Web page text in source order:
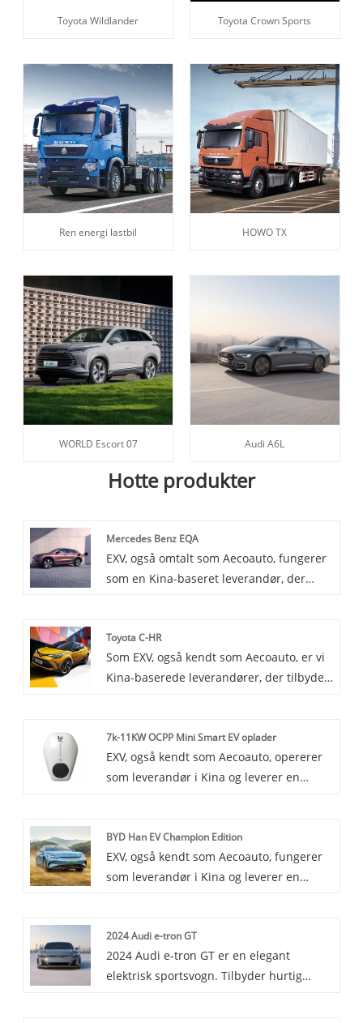
Toyota Wildlander Toyota Crown Sports
Ren energi lastbil HOWO TX
WORLD Escort 07 Audi A6L
Hotte produkter
Mercedes Benz EQA
EXV, også omtalt som Aecoauto, fungerer
som en Kina-baseret leverandør, der
dem. Mercedes Benz EQA er en ny ren
elektrisk kompakt SUV lanceret af
Mercedes Benz, med moderne design og
Toyota C-HR
Som EXV, også kendt som Aecoauto, er vi
Kina-baserede leverandører, der tilbyder
en kompakt SUV, kendt for sit edgy ydre
design og gode køreegenskaber. Den
kombinerer sporty og praktisk, hvilket gør
7k-11KW OCPP Mini Smart EV oplader
EXV, også kendt som Aecoauto, opererer
som leverandør i Kina og leverer en
11KW OCPP Mini Smart EV Charger. 7k-
11KW OCPP Mini Smart EV-oplader er
ideel til privat og kommerciel brug på
BYD Han EV Champion Edition
EXV, også kendt som Aecoauto, fungerer
som leverandør i Kina og leverer en
dem.
2024 Audi e-tron GT
2024 Audi e-tron GT er en elegant
elektrisk sportsvogn. Tilbyder hurtig